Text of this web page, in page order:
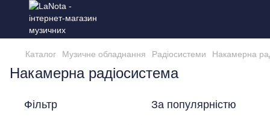
Каталог Музичне обладнання Радіосистеми Накамерна
Накамерна радіосистема
Фільтр За популярністю